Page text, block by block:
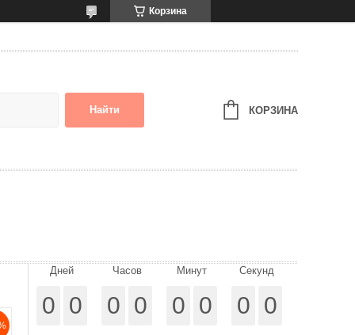
Корзина
Найти КОРЗИНА
Дней
0 0
Часов
0 0
Минут
0 0
Секунд
0 0